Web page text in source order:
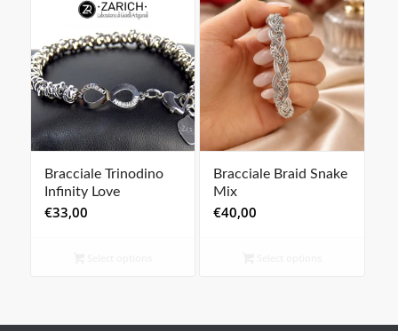
Bracciale Trinodino
Infinity Love
€33,00
Bracciale Braid Snake
Mix
€40,00